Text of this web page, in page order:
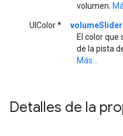
volumen.
UIColor *
El color que
de la pista
Más...
Detalles de la